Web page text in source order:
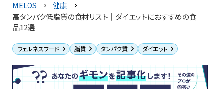
MELOS
健康
高タンパク低脂質の食材リスト｜ダイエットにおすすめの食
品12選
ウェルネスフード 脂質 タンパク質 ダイエット